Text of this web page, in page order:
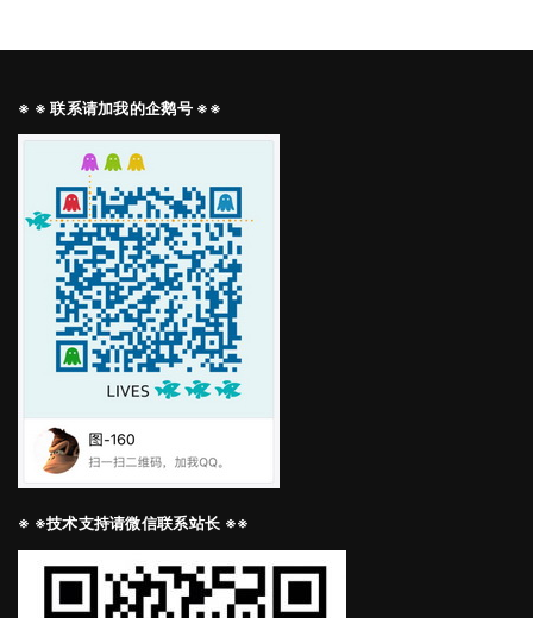
※ ※ 联系请加我的企鹅号 ※※
※ ※技术支持请微信联系站长 ※※